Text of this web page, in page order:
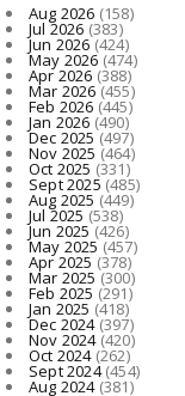
Aug 2026 (158)
Jul 2026 (383)
Jun 2026(424)
May 2026(474)
Apr 2026 (388)
Mar 2026(455)
Feb 2026 (445)
Jan 2026 (490)
Dec 2025(497)
Nov 2025 (464)
Oct 2025 (331)
Sept 2025 (485)
Aug 2025 (449)
Jul 2025 (538)
Jun 2025(426)
May 2025(457)
Apr 2025 (378)
Mar 2025 (300)
Feb 2025 (291)
Jan 2025 (418)
Dec 2024(397)
Nov 2024(420)
Oct 2024(262)
Sept 2024(454)
Aug 2024(381)